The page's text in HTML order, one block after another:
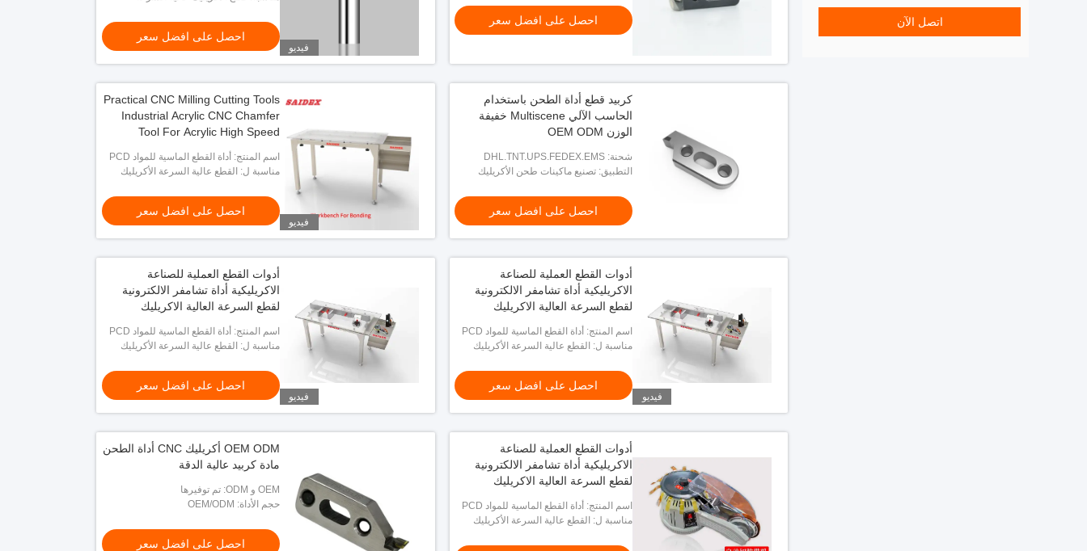
اتصل الآن احصل على افضل سعر
فيديو
احصل على افضل سعر
كربيد قطع أداة الطحن باستخدام
الحاسب الآلي Multiscene خفيفة
الوزن OEM ODM
شحنة: DHL.TNT.UPS.FEDEX.EMS
التطبيق: تصنيع ماكينات طحن الأكريليك
احصل على افضل سعر
فيديو
Practical CNC Milling Cutting Tools
Industrial Acrylic CNC Chamfer
Tool For Acrylic High Speed
اسم المنتج: أداة القطع الماسية للمواد PCD
لتلميع الأكريليك
مناسبة ل: القطع عالية السرعة الأكريليك
احصل على افضل سعر
فيديو
أدوات القطع العملية للصناعة
الاكريليكية أداة تشامفر الالكترونية
لقطع السرعة العالية الاكريليك
اسم المنتج: أداة القطع الماسية للمواد PCD
لتلميع الأكريليك
مناسبة ل: القطع عالية السرعة الأكريليك
احصل على افضل سعر
فيديو
أدوات القطع العملية للصناعة
الاكريليكية أداة تشامفر الالكترونية
لقطع السرعة العالية الاكريليك
اسم المنتج: أداة القطع الماسية للمواد PCD
لتلميع الأكريليك
مناسبة ل: القطع عالية السرعة الأكريليك
احصل على افضل سعر
أدوات القطع العملية للصناعة
الاكريليكية أداة تشامفر الالكترونية
لقطع السرعة العالية الاكريليك
اسم المنتج: أداة القطع الماسية للمواد PCD
لتلميع الأكريليك
مناسبة ل: القطع عالية السرعة الأكريليك
OEM ODM أكريليك CNC أداة الطحن
مادة كربيد عالية الدقة
OEM و ODM: تم توفيرها
حجم الأداة: OEM/ODM
احصل على افضل سعر